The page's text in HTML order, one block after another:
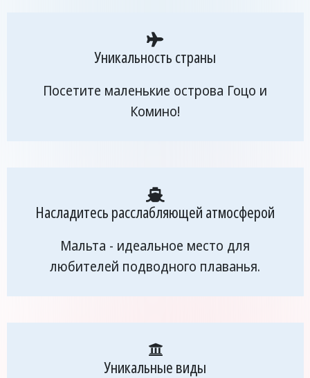
Уникальность страны
Посетите маленькие острова Гоцо и
Комино!
Насладитесь расслабляющей атмосферой
Мальта - идеальное место для
любителей подводного плаванья.
Уникальные виды